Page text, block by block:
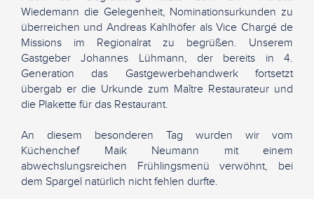
Wiedemann die Gelegenheit, Nominationsurkunden zu
überreichen und Andreas Kahlhöfer als Vice Chargé de
Missions im Regionalrat zu begrüßen. Unserem
Gastgeber Johannes Lühmann, der bereits in 4.
Generation das Gastgewerbehandwerk fortsetzt
übergab er die Urkunde zum Maître Restaurateur und
die Plakette für das Restaurant.
An diesem besonderen Tag wurden wir vom
Küchenchef Maik Neumann mit einem
abwechslungsreichen Frühlingsmenü verwöhnt, bei
dem Spargel natürlich nicht fehlen durfte.